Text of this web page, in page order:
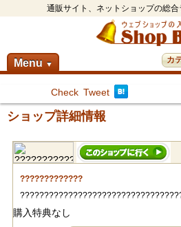
通販サイト、ネットショップの総
Menu ▼ カ
Check Tweet
ショップ詳細情報
?????????????
購入特典なし